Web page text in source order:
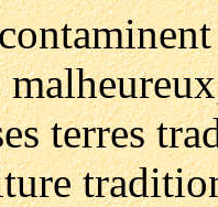
terres